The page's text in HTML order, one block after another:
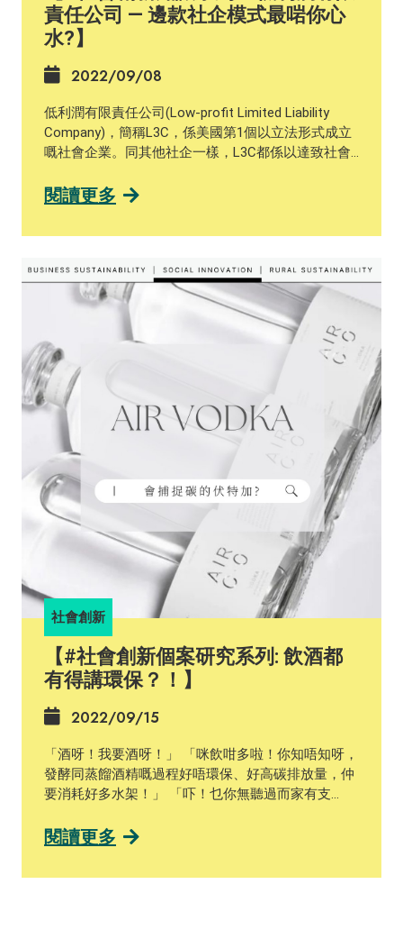
公司亦都能夠享有同一般公司對等嘅法律身分。同
時，社會大眾能夠清楚了解佢哋喺社會公益層面上嘅
工作，吸引投資者同社會大眾嘅支持。 香港現時未有
為社企成立相關嘅法律或者註冊制度，所以社企同一
般私營企業無異，都要遵從所有適用於其企業同業務
性質嘅香港法例。社會企業嘅形式包羅萬象，而社會
對於佢哋嘅需求亦不斷改變。香港社會創新嘅未來方
向會唔會都可以參考英國例子，成立類似CIC嘅企業
責任公司 — 邊款社企模式最啱你心
水?】
2022/09/08
低利潤有限責任公司(Low-profit Limited Liability
Company)，簡稱L3C，係美國第1個以立法形式成立
嘅社會企業。同其他社企一樣，L3C都係以達致社會
之處就係以有限責任嘅公司形式成立，喺保障到股東
（Internal Revenue Code，簡稱“IRC”）內規定嘅慈善
或教育目標為重點，而且該目標要係公司成立嘅不可
或缺原因; 2）不以創造收入或者財產增值作為公司核
心目標，但亦都容許喺其他情況下有重大收入或者資
本增值; 3）不以IRC中規定嘅政治目的作為公司目
標。另外，IRC仲規定L3C公司必須喺公司名入面包含
“Low-profit Limited Liability Company” 嘅字，等大眾
可以一眼辨認出。 同時，L3C亦會吸引到唔少基金會
嘅投資，原因係美國稅務局規定咗私營基金會必須每
年使用至少5%嘅資產於慈善項目或活動上，先可以享
受稅收豁免待遇。而L3C嘅出現，正正就可以幫基金
會滿足呢個條件。基金會喺投資社會企業嘅同時，又
可以申請税務豁免，仲有機會獲得投資回報，所以
L3C都吸引咗唔少基金會嘅資金架！ 到目前為止，已
經介紹咗唔同嘅社企商業模式，分別係 #共益企業
BCorp、#社區利益公司CIC 同埋今次講解嘅 #低利潤
有限責任公司L3C。佢哋各有特色，亦有唔同嘅好
處，都蘊含咗關注企業營利並強調社會公益嘅多維度
企業價值觀。唔知邊款模式最吸引到你哋呢！ 想重溫
內容？無問題！立即睇番之前嘅介紹！ 社區利益公司
(CIC):
https://www.facebook.com/allabouthksustainability/
posts/147900837874669 共益企業 (B Corp):
https://www.facebook.com/allabouthksustainability/
posts/145172358147517
閱讀更多
社會創新
【#社會創新個案研究系列: 飲酒都
有得講環保？！】
2022/09/15
「酒呀！我要酒呀！」 「咪飲咁多啦！你知唔知呀，
發酵同蒸餾酒精嘅過程好唔環保、好高碳排放量，仲
要消耗好多水架！」 「吓！乜你無聽過而家有支
溫室氣體 (greenhouse gases) 架咩？」 「咩
閱讀更多